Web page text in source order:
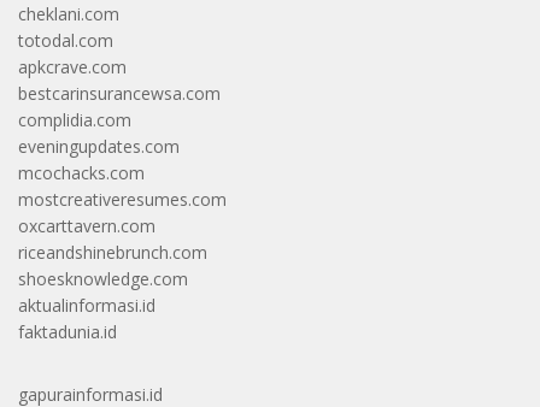
cheklani.com
totodal.com
apkcrave.com
bestcarinsurancewsa.com
complidia.com
eveningupdates.com
mcochacks.com
mostcreativeresumes.com
oxcarttavern.com
riceandshinebrunch.com
shoesknowledge.com
aktualinformasi.id
faktadunia.id
gapurainformasi.id